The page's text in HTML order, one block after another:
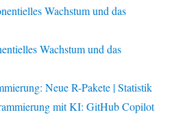
Wachstum und das
Wachstum und das
Neue R-Pakete | Statistik
mit KI: GitHub Copilot